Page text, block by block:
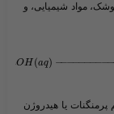
مواد شیمیایی، و
aOH (aq) −−−−−−−−−−
پرمنگنات یا هیدروژن